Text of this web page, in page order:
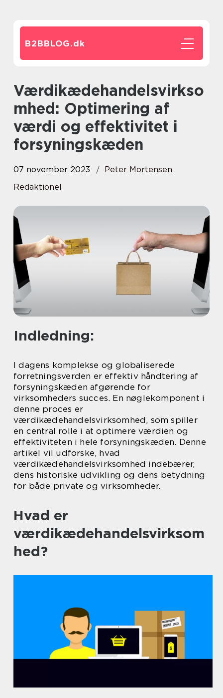
B2BBLOG.dk
Værdikædehandelsvirkso
mhed: Optimering af
værdi og effektivitet i
forsyningskæden
07 november 2023
Peter Mortensen
Redaktionel
Indledning:
I dagens komplekse og globaliserede
forretningsverden er effektiv håndtering af
forsyningskæden afgørende for
virksomheders succes. En nøglekomponent i
denne proces er
værdikædehandelsvirksomhed, som spiller
en central rolle i at optimere værdien og
effektiviteten i hele forsyningskæden. Denne
artikel vil udforske, hvad
værdikædehandelsvirksomhed indebærer,
dens historiske udvikling og dens betydning
for både private og virksomheder.
Hvad er
værdikædehandelsvirksom
hed?